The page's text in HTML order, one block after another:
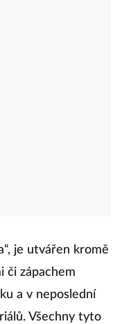
je utvářen kromě
či zápachem
a v neposlední
Všechny tyto